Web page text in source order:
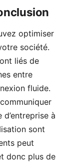
optimiser
société.
liés de
entre
fluide.
à
sont
peut
donc plus de